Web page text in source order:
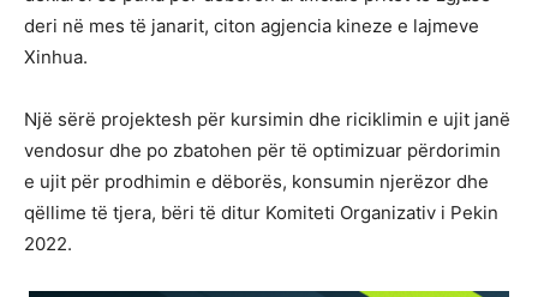
deri në mes të janarit, citon agjencia kineze e lajmeve
Xinhua.
Një sërë projektesh për kursimin dhe riciklimin e ujit janë
vendosur dhe po zbatohen për të optimizuar përdorimin
e ujit për prodhimin e dëborës, konsumin njerëzor dhe
qëllime të tjera, bëri të ditur Komiteti Organizativ i Pekin
2022.